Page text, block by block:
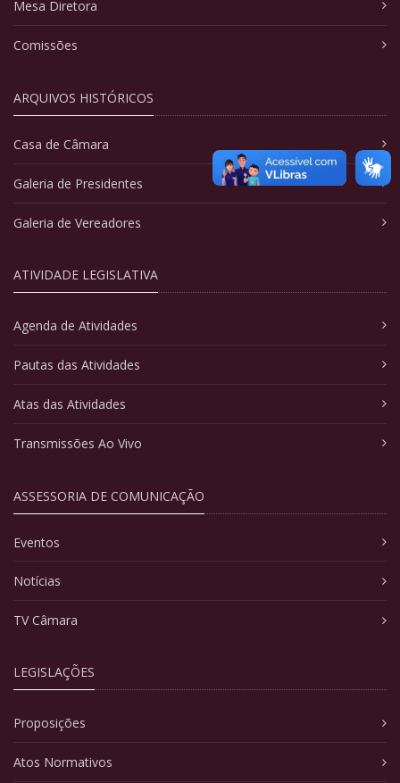
Mesa Diretora
Comissões
ARQUIVOS HISTÓRICOS
Casa de Câmara
Galeria de Presidentes
Galeria de Vereadores
ATIVIDADE LEGISLATIVA
Agenda de Atividades
Pautas das Atividades
Atas das Atividades
Transmissões Ao Vivo
ASSESSORIA DE COMUNICAÇÃO
Eventos
Notícias
TV Câmara
LEGISLAÇÕES
Proposições
Atos Normativos